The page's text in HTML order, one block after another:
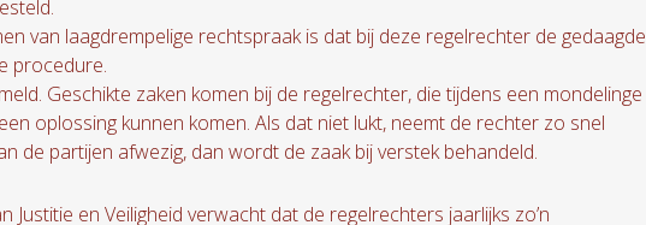
van laagdrempelige rechtspraak is dat bij deze regelrechter de gedaagde
procedure.
Geschikte zaken komen bij de regelrechter, die tijdens een mondelinge
oplossing kunnen komen. Als dat niet lukt, neemt de rechter zo snel
de partijen afwezig, dan wordt de zaak bij verstek behandeld.
en Veiligheid verwacht dat de regelrechters jaarlijks zo’n